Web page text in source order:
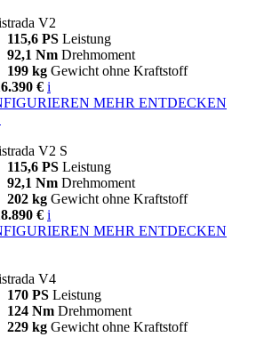
V2
115,6 PS Leistung
92,1 Nm Drehmoment
199 kg Gewicht ohne Kraftstoff
€ i
MEHR ENTDECKEN
V2 S
115,6 PS Leistung
92,1 Nm Drehmoment
202 kg Gewicht ohne Kraftstoff
€ i
MEHR ENTDECKEN
V4
170 PS Leistung
124 Nm Drehmoment
229 kg Gewicht ohne Kraftstoff